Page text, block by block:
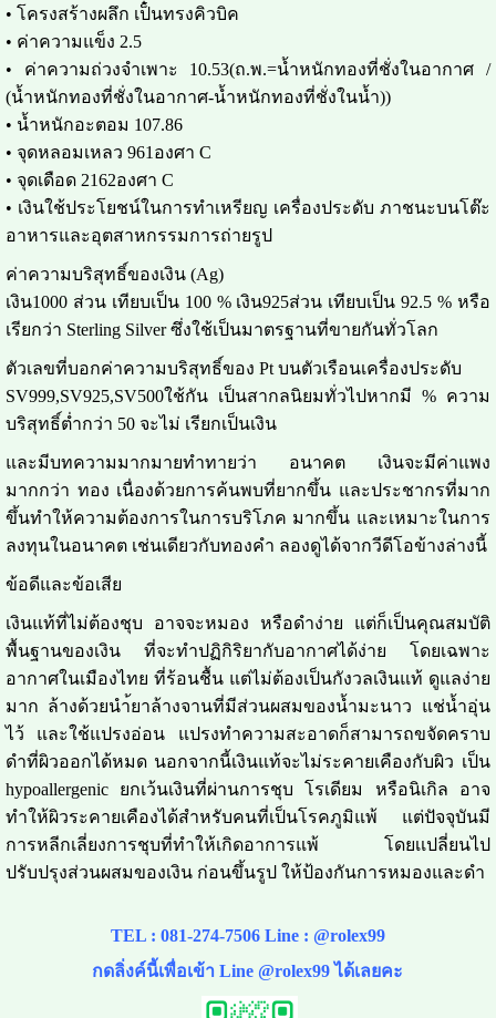
• โครงสร้างผลึก เป็๋นทรงคิวบิค
• ค่าความแข็ง 2.5
• ค่าความถ่วงจำเพาะ 10.53(ถ.พ.=น้ำหนักทองที่ชั่งในอากาศ /
(น้ำหนักทองที่ชั่งในอากาศ-น้ำหนักทองที่ชั่งในน้ำ))
• น้ำหนักอะตอม 107.86
• จุดหลอมเหลว 961องศา C
• จุดเดือด 2162องศา C
• เงินใช้ประโยชน์ในการทำเหรียญ เครื่องประดับ ภาชนะบนโต๊ะ
อาหารและอุตสาหกรรมการถ่ายรูป
ค่าความบริสุทธิ์ของเงิน (Ag)
เงิน1000 ส่วน เทียบเป็น 100 % เงิน925ส่วน เทียบเป็น 92.5 % หรือ
เรียกว่า Sterling Silver ซึ่งใช้เป็นมาตรฐานที่ขายกันทั่วโลก
ตัวเลขที่บอกค่าความบริสุทธิ์ของ Pt บนตัวเรือนเครื่องประดับ
SV999,SV925,SV500ใช้กัน เป็นสากลนิยมทั่วไปหากมี % ความ
บริสุทธิ์ต่ำกว่า 50 จะไม่ เรียกเป็นเงิน
และมีบทความมากมายทำทายว่า อนาคต เงินจะมีค่าแพง
มากกว่า ทอง เนื่องด้วยการค้นพบที่ยากขึ้น และประชากรที่มาก
ขึ้นทำให้ความต้องการในการบริโภค มากขึ้น และเหมาะในการ
ลงทุนในอนาคต เช่นเดียวกับทองคำ ลองดูได้จากวีดีโอข้างล่างนี้
ข้อดีและข้อเสีย
เงินแท้ที่ไม่ต้องชุบ อาจจะหมอง หรือดำง่าย แต่ก็เป็นคุณสมบัติ
พื้นฐานของเงิน ที่จะทำปฏิกิริยากับอากาศได้ง่าย โดยเฉพาะ
อากาศในเมืองไทย ที่ร้อนชื้น แต่ไม่ต้องเป็นกังวลเงินแท้ ดูแลง่าย
มาก ล้างด้วยนำ้ยาล้างจานที่มีส่วนผสมของน้ำมะนาว แช่น้ำอุ่น
ไว้ และใช้แปรงอ่อน แปรงทำความสะอาดก็สามารถขจัดคราบ
ดำที่ผิวออกได้หมด นอกจากนี้เงินแท้จะไม่ระคายเคืองกับผิว เป็น
hypoallergenic ยกเว้นเงินที่ผ่านการชุบ โรเดียม หรือนิเกิล อาจ
ทำให้ผิวระคายเคืองได้สำหรับคนที่เป็นโรคภูมิแพ้ แต่ปัจจุบันมี
การหลีกเลี่ยงการชุบที่ทำให้เกิดอาการแพ้ โดยเเปลี่ยนไป
ปรับปรุงส่วนผสมของเงิน ก่อนขึ้นรูป ให้ป้องกันการหมองและดำ
TEL : 081-274-7506Line : @rolex99
กดลิ่งค์นี้เพื่อเข้า Line @rolex99 ได้เลยคะ